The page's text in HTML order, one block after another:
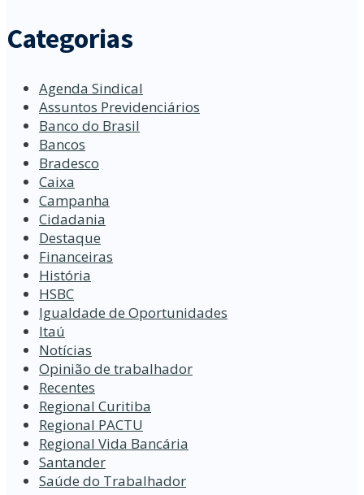
Categorias
Agenda Sindical
Assuntos Previdenciários
Banco do Brasil
Bancos
Bradesco
Caixa
Campanha
Cidadania
Destaque
Financeiras
História
HSBC
Igualdade de Oportunidades
Itaú
Notícias
Opinião de trabalhador
Recentes
Regional Curitiba
Regional PACTU
Regional Vida Bancária
Santander
Saúde do Trabalhador